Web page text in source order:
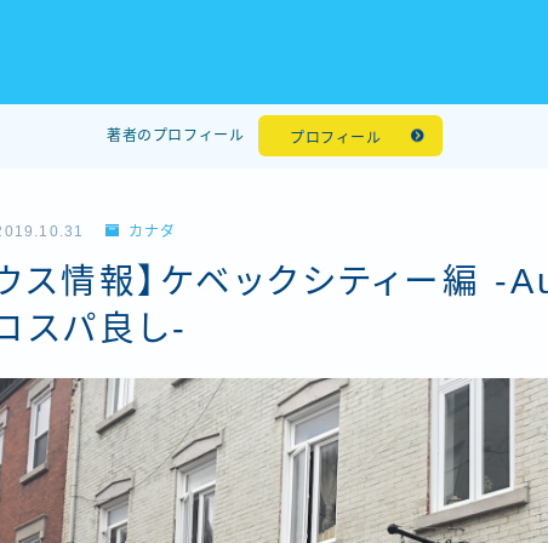
著者のプロフィール プロフィール
カナダ
ウス情報】ケベックシティー編 -
スパ良し-